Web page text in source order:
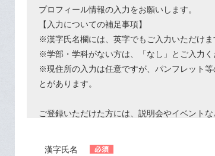
プロフィール情報の入力をお願いします。
【入力についての補足事項】
※漢字氏名欄には、英字でもご入力いただけま
※学部・学科がない方は、「なし」とご入力く
※現住所の入力は任意ですが、パンフレット
とがあります。
ご登録いただけた方には、説明会やイベントな
漢字氏名